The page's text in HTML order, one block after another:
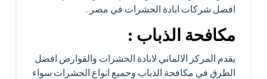
افضل شركات ابادة الحشرات في مصر .
مكافحة الذباب :
يقدم المركز الالماني لابادة الحشرات والقوارض افضل
الطرق في مكافحة الذباب وجميع انواع الحشرات سواء